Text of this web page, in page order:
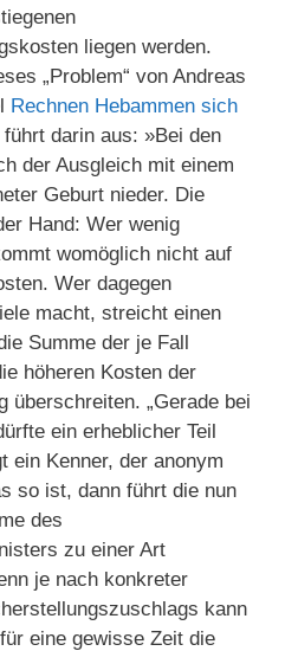
liegen werden.
„Problem“ von Andreas
Rechnen Hebammen sich
führt darin aus: »Bei den
der Ausgleich mit einem
Geburt nieder. Die
Hand: Wer wenig
womöglich nicht auf
Wer dagegen
macht, streicht einen
Summe der je Fall
höheren Kosten der
überschreiten. „Gerade bei
ein erheblicher Teil
ein Kenner, der anonym
so ist, dann führt die nun
des
zu einer Art
je nach konkreter
kann
eine gewisse Zeit die